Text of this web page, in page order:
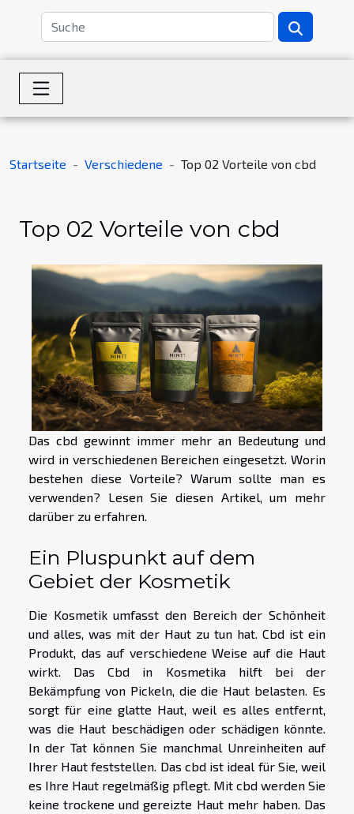
Startseite Verschiedene Top 02 Vorteile von cbd
Top 02 Vorteile von cbd
Das cbd gewinnt immer mehr an Bedeutung und
wird in verschiedenen Bereichen eingesetzt. Worin
bestehen diese Vorteile? Warum sollte man es
verwenden? Lesen Sie diesen Artikel, um mehr
darüber zu erfahren.
Ein Pluspunkt auf dem
Gebiet der Kosmetik
Die Kosmetik umfasst den Bereich der Schönheit
und alles, was mit der Haut zu tun hat. Cbd ist ein
Produkt, das auf verschiedene Weise auf die Haut
wirkt. Das Cbd in Kosmetika hilft bei der
Bekämpfung von Pickeln, die die Haut belasten. Es
sorgt für eine glatte Haut, weil es alles entfernt,
was die Haut beschädigen oder schädigen könnte.
In der Tat können Sie manchmal Unreinheiten auf
Ihrer Haut feststellen. Das cbd ist ideal für Sie, weil
es Ihre Haut regelmäßig pflegt. Mit cbd werden Sie
keine trockene und gereizte Haut mehr haben. Das